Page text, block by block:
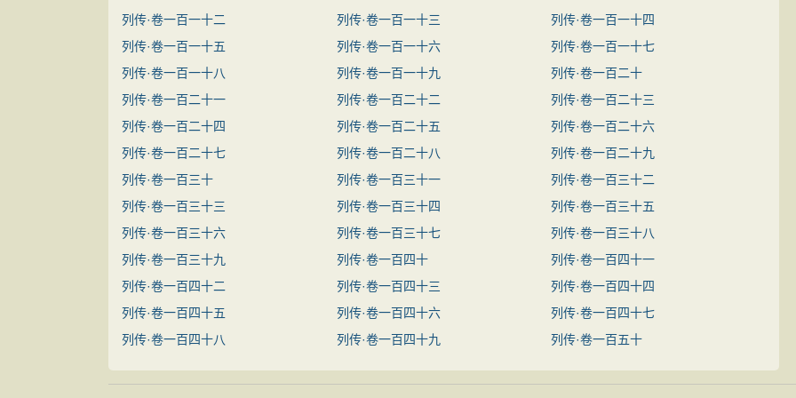
列传·卷一百一十二 列传·卷一百一十三
列传·卷一百一十四
列传·卷一百一十五
列传·卷一百一十六
列传·卷一百一十七
列传·卷一百一十八
列传·卷一百一十九
列传·卷一百二十
列传·卷一百二十一
列传·卷一百二十二
列传·卷一百二十三
列传·卷一百二十四
列传·卷一百二十五
列传·卷一百二十六
列传·卷一百二十七
列传·卷一百二十八
列传·卷一百二十九
列传·卷一百三十
列传·卷一百三十一
列传·卷一百三十二
列传·卷一百三十三
列传·卷一百三十四
列传·卷一百三十五
列传·卷一百三十六
列传·卷一百三十七
列传·卷一百三十八
列传·卷一百三十九
列传·卷一百四十
列传·卷一百四十一
列传·卷一百四十二
列传·卷一百四十三
列传·卷一百四十四
列传·卷一百四十五
列传·卷一百四十六
列传·卷一百四十七
列传·卷一百四十八
列传·卷一百四十九 列传·卷一百五十